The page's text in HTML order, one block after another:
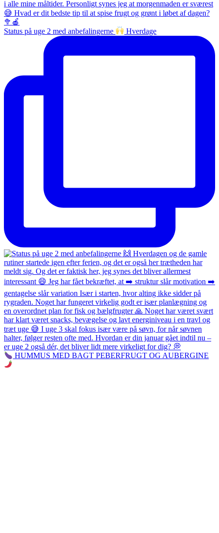
Status på uge 2 med anbefalingerne Hverdage
HUMMUS MED BAGT PEBERFRUGT OG AUBERGINE